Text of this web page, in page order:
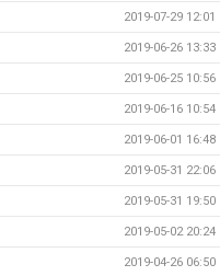
2019-07-29 12:01
2019-06-26 13:33
2019-06-25 10:56
2019-06-16 10:54
2019-06-01 16:48
2019-05-31 22:06
2019-05-31 19:50
2019-05-02 20:24
2019-04-26 06:50